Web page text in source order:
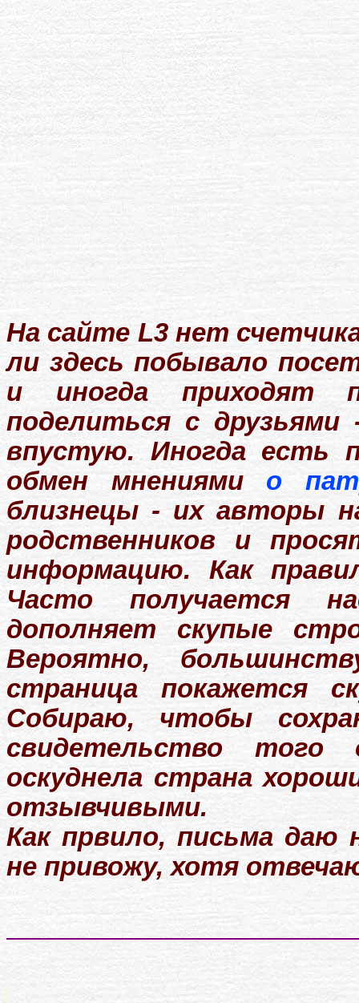
На сайте L3 нет
ли здесь побывало
и иногда приходят
поделиться с друзьями
впустую. Иногда есть
обмен мнениями о
близнецы - их авторы
родственников и
информацию. Как
Часто получается
дополняет скупые
Вероятно,
страница покажется
Собираю, чтобы
свидетельство
оскуднела страна
отзывчивыми.
Как првило, письма
не привожу, хотя